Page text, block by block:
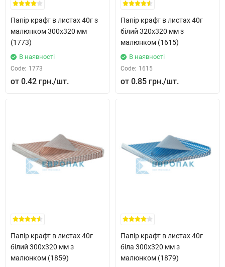
Папір крафт в листах 40г з
малюнком 300x320 мм
(1773)
В наявності
Code: 1773
0.42 грн.
Папір крафт в листах 40г
білий 320x320 мм з
малюнком (1615)
В наявності
Code: 1615
0.85 грн.
Папір крафт в листах 40г
білий 300x320 мм з
малюнком (1859)
Папір крафт в листах 40г
біла 300x320 мм з
малюнком (1879)